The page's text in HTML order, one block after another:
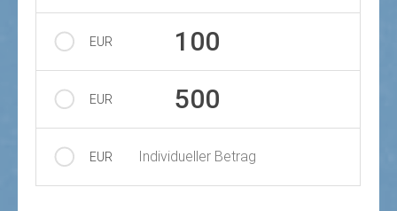
EUR 100
EUR 500
EUR Individueller Betrag